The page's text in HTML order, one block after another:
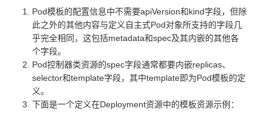
Pod模板的配置信息中不需要apiVersion和kind字段，但除
此之外的其他内容与定义自主式Pod对象所支持的字段几
乎完全相同，这包括metadata和spec及其内嵌的其他各
个字段。
Pod控制器类资源的spec字段通常都要内嵌replicas、
selector和template字段，其中template即为Pod模板的定
义。
下面是一个定义在Deployment资源中的模板资源示例：